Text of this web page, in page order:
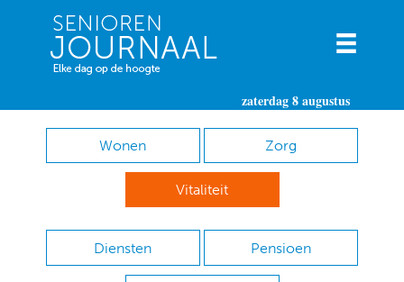
zaterdag 8 augustus
Wonen Zorg
Vitaliteit
Diensten Pensioen